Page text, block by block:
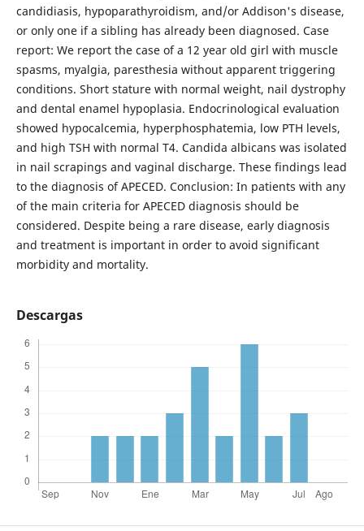
candidiasis, hypoparathyroidism, and/or Addison's disease,
or only one if a sibling has already been diagnosed. Case
report: We report the case of a 12 year old girl with muscle
spasms, myalgia, paresthesia without apparent triggering
conditions. Short stature with normal weight, nail dystrophy
and dental enamel hypoplasia. Endocrinological evaluation
showed hypocalcemia, hyperphosphatemia, low PTH levels,
and high TSH with normal T4. Candida albicans was isolated
in nail scrapings and vaginal discharge. These findings lead
to the diagnosis of APECED. Conclusion: In patients with any
of the main criteria for APECED diagnosis should be
considered. Despite being a rare disease, early diagnosis
and treatment is important in order to avoid significant
morbidity and mortality.
Descargas